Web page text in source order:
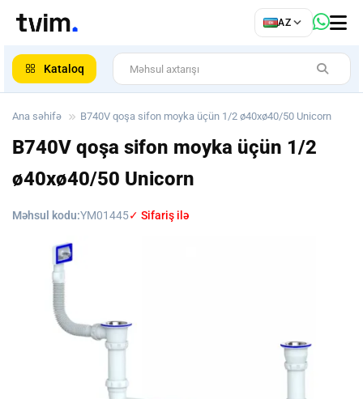
AZ
Kataloq
Ana səhifə B740V qoşa sifon moyka üçün 1/2 ø40xø40/50 Unicorn
B740V qoşa sifon moyka üçün 1/2
ø40xø40/50 Unicorn
Məhsul kodu:YM01445✓ Sifariş ilə